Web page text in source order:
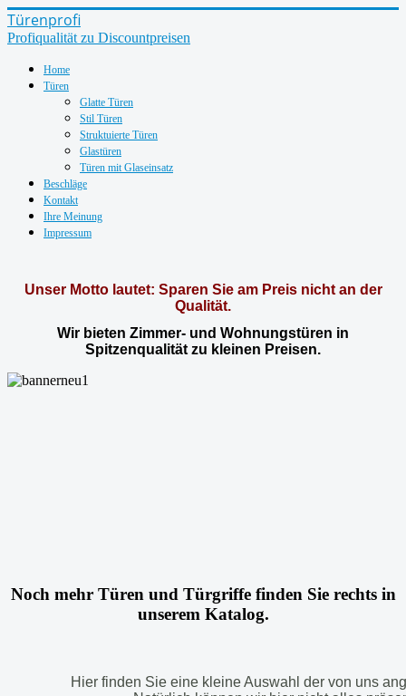
Türenprofi
Profiqualität zu Discountpreisen
Home
Türen
Glatte Türen
Stil Türen
Struktuierte Türen
Glastüren
Türen mit Glaseinsatz
Beschläge
Kontakt
Ihre Meinung
Impressum
Unser Motto lautet: Sparen Sie am Preis nicht an der
Qualität.
Wir bieten Zimmer- und Wohnungstüren in
Spitzenqualität zu kleinen Preisen.
Noch mehr Türen und Türgriffe finden Sie rechts in
unserem Katalog.
Hier finden Sie eine kleine Auswahl der von uns